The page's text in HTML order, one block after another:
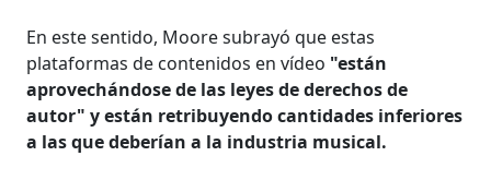
En este sentido, Moore subrayó que estas
plataformas de contenidos en vídeo "están
aprovechándose de las leyes de derechos de
autor" y están retribuyendo cantidades inferiores
a las que deberían a la industria musical.